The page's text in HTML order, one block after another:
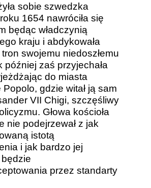
sobie szwedzka
1654 nawróciła się
będąc władczynią
kraju i abdykowała
swojemu niedoszłemu
później zaś przyjechała
do miasta
gdzie witał ją sam
VII Chigi, szczęśliwy
Głowa kościoła
nie podejrzewał z jak
istotą
i jak bardzo jej
przez standarty